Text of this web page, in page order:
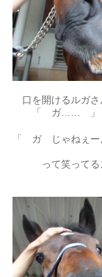
口を開けるルガ
「 ガ…… 」 イ
「 ガ じゃねぇー
って笑ってる